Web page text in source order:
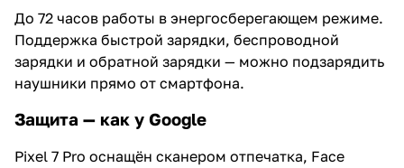
До 72 часов работы в энергосберегающем режиме.
Поддержка быстрой зарядки, беспроводной
зарядки и обратной зарядки — можно подзарядить
наушники прямо от смартфона.
Защита — как у Google
Pixel 7 Pro оснащён сканером отпечатка, Face